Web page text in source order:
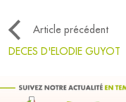
Article précédent
DECES D'ELODIE GUYOT